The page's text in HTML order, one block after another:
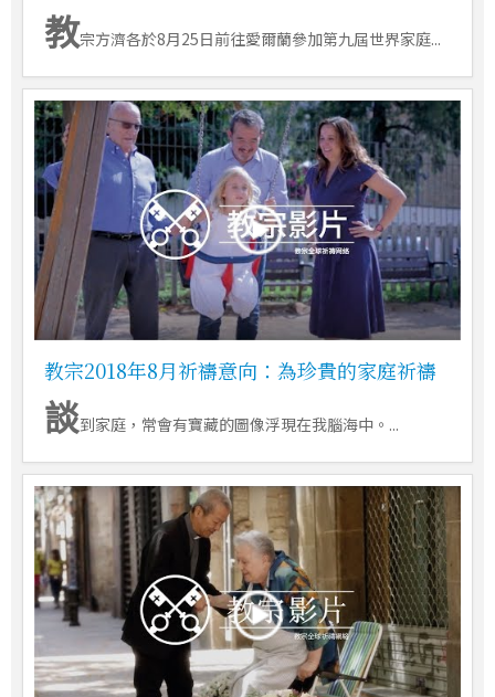
教宗方濟各於8月25日前往愛爾蘭參加第九屆世界家庭...
教宗2018年8月祈禱意向：為珍貴的家庭祈禱
談到家庭，常會有寶藏的圖像浮現在我腦海中。...